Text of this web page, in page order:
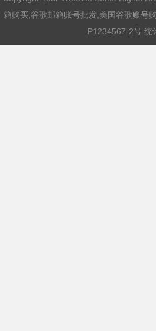
箱购买,谷歌邮箱账号批发,美国谷歌账号
P1234567-2号 统